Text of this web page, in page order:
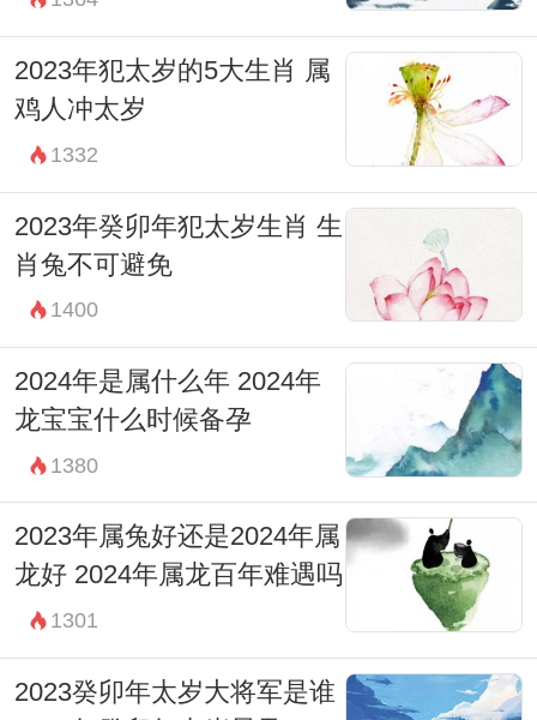
2023年犯太岁的5大生肖 属
鸡人冲太岁
1332
2023年癸卯年犯太岁生肖 生
肖兔不可避免
1400
2024年是属什么年 2024年
龙宝宝什么时候备孕
1380
2023年属兔好还是2024年属
龙好 2024年属龙百年难遇吗
1301
2023癸卯年太岁大将军是谁